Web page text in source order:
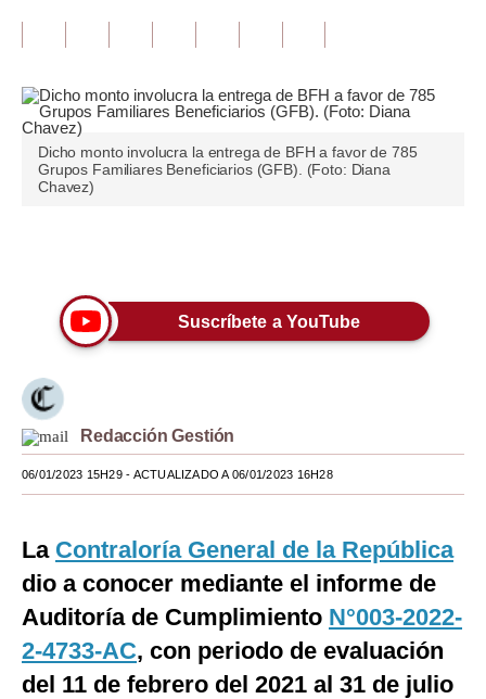
Finanzas Personales
Plus G
Opinión
Editorial
Tendencias
Viajes
Moda
Estilos
Mundo
EEUU
México
España
Dicho monto involucra la entrega de BFH a favor de 785
Grupos Familiares Beneficiarios (GFB). (Foto: Diana
Chavez)
Suscríbete a YouTube
Redacción Gestión
06/01/2023 15H29- ACTUALIZADO A 06/01/2023 16H28
La Contraloría General de la República
dio a conocer mediante el informe de
Auditoría de Cumplimiento N°003-2022-
2-4733-AC, con periodo de evaluación
del 11 de febrero del 2021 al 31 de julio